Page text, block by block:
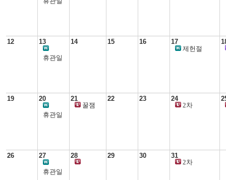
12 13
휴관일
14 15 16
17
제헌절
19 20
휴관일
21
꿀잼
22 23
24
2차
26 27
휴관일
28
29 30
31
2차